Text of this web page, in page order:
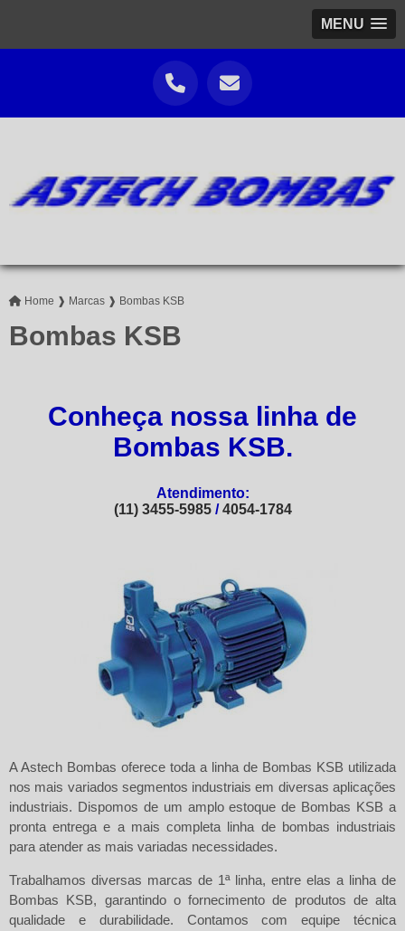
MENU
Home ❱ Marcas ❱ Bombas KSB
Bombas KSB
Conheça nossa linha de
Bombas KSB.
Atendimento:
(11) 3455-5985/4054-1784
AAstech Bombas oferece toda a linha de Bombas KSB utilizada
nos mais variados segmentos industriais em diversas aplicações
industriais. Dispomos de um amplo estoque de Bombas KSB a
pronta entrega e a mais completa linha de bombas industriais
para atender as mais variadas necessidades.
Trabalhamos diversas marcas de 1ª linha, entre elas a linha de
Bombas KSB, garantindo o fornecimento de produtos de alta
qualidade e durabilidade. Contamos com equipe técnica